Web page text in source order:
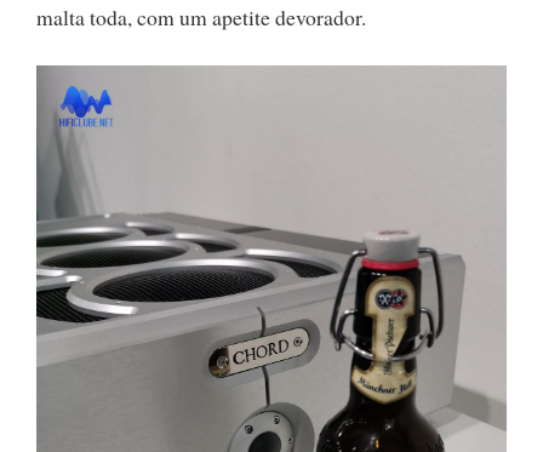
malta toda, com um apetite devorador.